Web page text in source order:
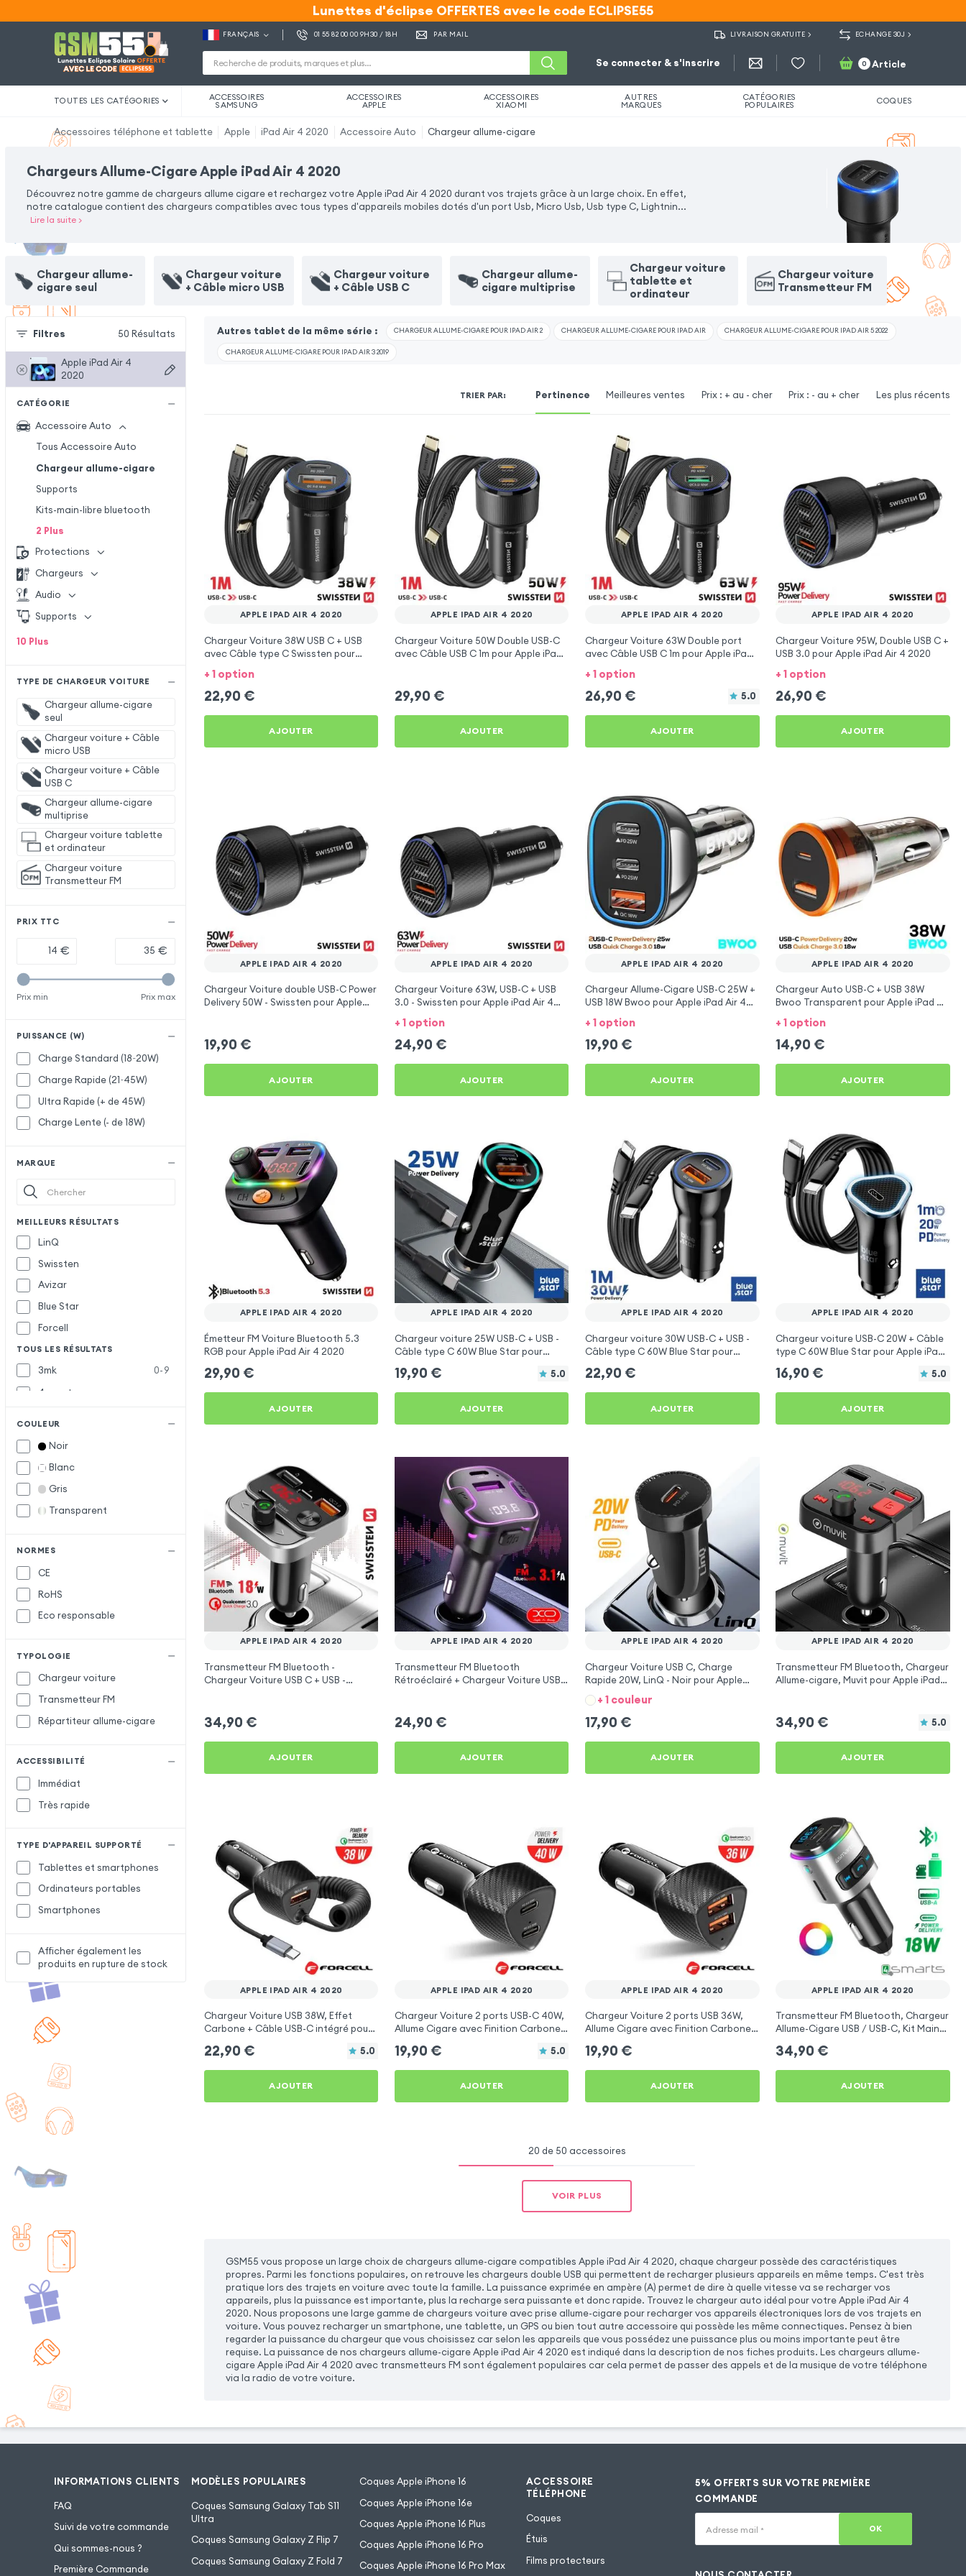
Lunettes d'éclipse OFFERTES avec le code ECLIPSE55
Lunettes d'éclipse OFFERTES avec le code ECLIPSE55
FRANÇAIS 01 55 82 00 00 9H30 / 18H PAR MAIL LIVRAISON GRATUITE ECHANGE 30J
Se connecter & s'inscrire 0 Article
TOUTES LES CATÉGORIES ACCESSOIRES
SAMSUNG
ACCESSOIRES
APPLE
ACCESSOIRES
XIAOMI
AUTRES
MARQUES
CATÉGORIES
POPULAIRES COQUES
Accessoires téléphone et tablette Apple iPad Air 4 2020 Accessoire Auto Chargeur allume-cigare
Chargeurs Allume-Cigare Apple iPad Air 4 2020
Découvrez notre gamme de chargeurs allume cigare et rechargez votre Apple iPad Air 4 2020 durant vos trajets grâce à un large choix. En effet,
notre catalogue contient des chargeurs compatibles avec tous types d'appareils mobiles dotés d'un port Usb, Micro Usb, Usb type C, Lightnin...
Lire la suite>
Chargeur allume-
cigare seul
Chargeur voiture
+ Câble micro USB
Chargeur voiture
+ Câble USB C
Chargeur allume-
cigare multiprise
Chargeur voiture
tablette et
ordinateur
Chargeur voiture
Transmetteur FM
Filtres 50 Résultats
Apple iPad Air 4
2020
CATÉGORIE
Accessoire Auto
Tous Accessoire Auto
Chargeur allume-cigare
Supports
Kits-main-libre bluetooth
2 Plus
Protections
Chargeurs
Audio
Supports
10 Plus
TYPE DE CHARGEUR VOITURE
Chargeur allume-cigare
seul
Chargeur voiture + Câble
micro USB
Chargeur voiture + Câble
USB C
Chargeur allume-cigare
multiprise
Chargeur voiture tablette
et ordinateur
Chargeur voiture
Transmetteur FM
PRIX TTC
€ €
Prix min Prix max
PUISSANCE (W)
Charge Standard (18~20W)
Charge Rapide (21~45W)
Ultra Rapide (+ de 45W)
Charge Lente (- de 18W)
MARQUE
MEILLEURS RÉSULTATS
LinQ
Swissten
Avizar
Blue Star
Forcell
TOUS LES RÉSULTATS
3mk
0-9
4smarts
Baseus
Belkin
Bwoo
Inkax
Samsung
S
Satechi
XO
COULEUR
Noir
Blanc
Gris
Transparent
NORMES
CE
RoHS
Eco responsable
TYPOLOGIE
Chargeur voiture
Transmetteur FM
Répartiteur allume-cigare
ACCESSIBILITÉ
Immédiat
Très rapide
TYPE D'APPAREIL SUPPORTÉ
Tablettes et smartphones
Ordinateurs portables
Smartphones
Afficher également les
produits en rupture de stock
Autres tablet de la même série : CHARGEUR ALLUME-CIGARE POUR IPAD AIR 2 CHARGEUR ALLUME-CIGARE POUR IPAD AIR CHARGEUR ALLUME-CIGARE POUR IPAD AIR 5 2022
CHARGEUR ALLUME-CIGARE POUR IPAD AIR 3 2019
TRIER PAR: Pertinence Meilleures ventes Prix : + au - cher Prix : - au + cher Les plus récents
APPLE IPAD AIR 4 2020
Chargeur Voiture 38W USB C + USB
avec Câble type C Swissten pour
Apple iPad Air 4 2020
+ 1 option
22,90 €
AJOUTER
APPLE IPAD AIR 4 2020
Chargeur Voiture 50W Double USB-C
avec Câble USB C 1m pour Apple iPad
29,90 €
AJOUTER
APPLE IPAD AIR 4 2020
Chargeur Voiture 63W Double port
avec Câble USB C 1m pour Apple iPad
Air 4 2020
+ 1 option
26,90 € 5.0
AJOUTER
APPLE IPAD AIR 4 2020
Chargeur Voiture 95W, Double USB C +
USB 3.0 pour Apple iPad Air 4 2020
+ 1 option
26,90 €
AJOUTER
APPLE IPAD AIR 4 2020
Chargeur Voiture double USB-C Power
Delivery 50W - Swissten pour Apple
19,90 €
AJOUTER
APPLE IPAD AIR 4 2020
Chargeur Voiture 63W, USB-C + USB
3.0 - Swissten pour Apple iPad Air 4
+ 1 option
24,90 €
AJOUTER
APPLE IPAD AIR 4 2020
Chargeur Allume-Cigare USB-C 25W +
USB 18W Bwoo pour Apple iPad Air 4
+ 1 option
19,90 €
AJOUTER
APPLE IPAD AIR 4 2020
Chargeur Auto USB-C + USB 38W
Bwoo Transparent pour Apple iPad Air
+ 1 option
14,90 €
AJOUTER
APPLE IPAD AIR 4 2020
Émetteur FM Voiture Bluetooth 5.3
RGB pour Apple iPad Air 4 2020
29,90 €
AJOUTER
APPLE IPAD AIR 4 2020
Chargeur voiture 25W USB-C + USB -
Câble type C 60W Blue Star pour
19,90 € 5.0
AJOUTER
APPLE IPAD AIR 4 2020
Chargeur voiture 30W USB-C + USB -
Câble type C 60W Blue Star pour
22,90 €
AJOUTER
APPLE IPAD AIR 4 2020
Chargeur voiture USB-C 20W + Câble
type C 60W Blue Star pour Apple iPad
16,90 € 5.0
AJOUTER
APPLE IPAD AIR 4 2020
Transmetteur FM Bluetooth -
Chargeur Voiture USB C + USB -
34,90 €
AJOUTER
APPLE IPAD AIR 4 2020
Transmetteur FM Bluetooth
Rétroéclairé + Chargeur Voiture USB
24,90 €
AJOUTER
APPLE IPAD AIR 4 2020
Chargeur Voiture USB C, Charge
Rapide 20W, LinQ - Noir pour Apple
iPad Air 4 2020
+ 1 couleur
17,90 €
AJOUTER
APPLE IPAD AIR 4 2020
Transmetteur FM Bluetooth, Chargeur
Allume-cigare, Muvit pour Apple iPad
34,90 € 5.0
AJOUTER
APPLE IPAD AIR 4 2020
Chargeur Voiture USB 38W, Effet
Carbone + Câble USB-C intégré pour
22,90 € 5.0
AJOUTER
APPLE IPAD AIR 4 2020
Chargeur Voiture 2 ports USB-C 40W,
Allume Cigare avec Finition Carbone
19,90 € 5.0
AJOUTER
APPLE IPAD AIR 4 2020
Chargeur Voiture 2 ports USB 36W,
Allume Cigare avec Finition Carbone
19,90 €
AJOUTER
APPLE IPAD AIR 4 2020
Transmetteur FM Bluetooth, Chargeur
Allume-Cigare USB / USB-C, Kit Main
34,90 €
AJOUTER
20 de 50 accessoires
VOIR PLUS
GSM55 vous propose un large choix de chargeurs allume-cigare compatibles Apple iPad Air 4 2020, chaque chargeur possède des caractéristiques
propres. Parmi les fonctions populaires, on retrouve les chargeurs double USB qui permettent de recharger plusieurs appareils en même temps. C'est très
pratique lors des trajets en voiture avec toute la famille. La puissance exprimée en ampère (A) permet de dire à quelle vitesse va se recharger vos
appareils, plus la puissance est importante, plus la recharge sera puissante et donc rapide. Trouvez le chargeur auto idéal pour votre Apple iPad Air 4
2020. Nous proposons une large gamme de chargeurs voiture avec prise allume-cigare pour recharger vos appareils électroniques lors de vos trajets en
voiture. Vous pouvez recharger un smartphone, une tablette, un GPS ou bien tout autre accessoire qui possède les même connectiques. Pensez à bien
regarder la puissance du chargeur que vous choisissez car selon les appareils que vous possédez une puissance plus ou moins importante peut être
requise. La puissance de nos chargeurs allume-cigare Apple iPad Air 4 2020 est indiqué dans la description de nos fiches produits. Les chargeurs allume-
cigare Apple iPad Air 4 2020 avec transmetteurs FM sont également populaires car cela permet de passer des appels et de la musique de votre téléphone
via la radio de votre voiture.
INFORMATIONS CLIENTS
FAQ
Suivi de votre commande
Qui sommes-nous ?
Première Commande
MODÈLES POPULAIRES
Coques Samsung Galaxy Tab S11
Ultra
Coques Samsung Galaxy Z Flip 7
Coques Samsung Galaxy Z Fold 7
Coques Apple iPhone 16
Coques Apple iPhone 16e
Coques Apple iPhone 16 Plus
Coques Apple iPhone 16 Pro
Coques Apple iPhone 16 Pro Max
ACCESSOIRE
TÉLÉPHONE
Coques
Étuis
Films protecteurs
5% OFFERTS SUR VOTRE PREMIÈRE
COMMANDE
Adresse mail * OK